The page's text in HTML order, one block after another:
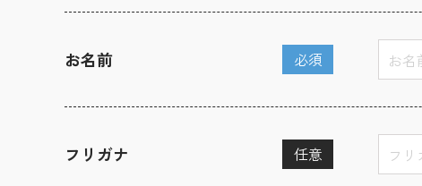
お名前 必須
フリガナ 任意